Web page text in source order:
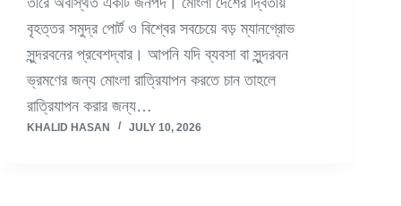
বৃহত্তর সমুদ্র পোর্ট ও বিশ্বের সবচেয়ে বড় ম্যানগ্রোভ
সুন্দরবনের প্রবেশদ্বার। আপনি যদি ব্যবসা বা সুন্দরবন
ভ্রমণের জন্য মোংলা রাত্রিযাপন করতে চান তাহলে
রাত্রিযাপন করার জন্য…
KHALID HASAN JULY 10, 2026